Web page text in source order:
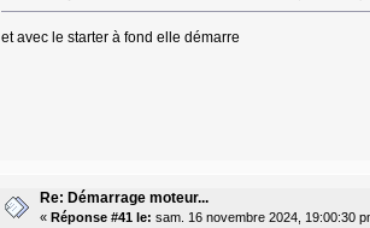
et avec le starter à fond elle démarre
Re: Démarrage moteur...
« Réponse #41 le: sam. 16 novembre 2024, 19:00:30